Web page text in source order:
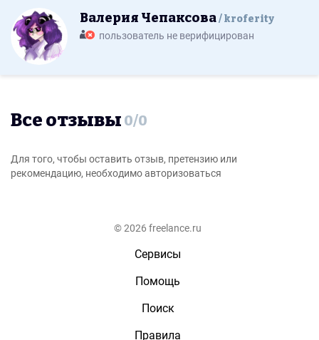
Валерия Чепаксова kroferity
пользователь не верифицирован
Все отзывы 0/0
Для того, чтобы оставить отзыв, претензию или
рекомендацию, необходимо авторизоваться
© 2026 freelance.ru
Сервисы
Помощь
Поиск
Правила